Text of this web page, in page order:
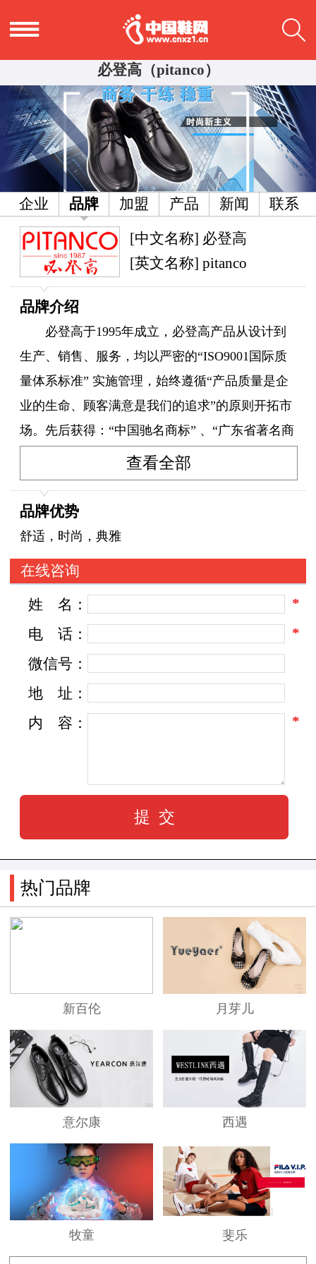
必登高（pitanco）
企业 品牌 加盟 产品 新闻 联系
[中文名称] 必登高
[英文名称] pitanco
品牌介绍
必登高于1995年成立，必登高产品从设计到
生产、销售、服务，均以严密的“ISO9001国际质
量体系标准” 实施管理，始终遵循“产品质量是企
业的生命、顾客满意是我们的追求”的原则开拓市
场。先后获得：“中国驰名商标” 、“广东省著名商
标” 、“中国真皮名鞋” 、“广东省十大知名品
牌” 、“广东省名牌产品”等诸多荣誉。
品牌诞生
1995年，必登高品牌正式诞生。它具有非常
丰富的文化内涵，揭示了必登高不畏艰难，努力
攀登，必登高峰的企业精神，与中国五千年文化
历史互相映衬。必登高的英文商标“PITANCO”非
常国际化，必登高的标志犹如一轮冉冉升起太
阳，呈现出一派欣欣向荣的景象。
鹤山市必登高鞋业皮具有限公司是一间专门
从事皮鞋设计与制造的中外合资企业。创建于
界名牌”的企业目标。投入巨额资金引进国外先进
设备的生产流水线，经过十多年的奋力拼搏与不
懈努力现已发展为拥有厂房面积30万平方米，人
员3815多人，年产各类高中档男女皮鞋近800万
双，实力雄厚，管理先进的现代化企业。
公司产品从投入到生产销售、服务均以严密
的ISO9001国际质量体系标准实施管理。始终遵
循“产品质量是企业的生命，顾客满意是我们的追
求”的原则来开拓市场，创立了“必登高”品牌。必
登高产品均采用最新的鞋材、精湛的工艺，和先
进的生产设备制作而成。款式新颖独特、穿着轻
松舒适，品味非凡，产品畅销全国各地。并以最
高品质、最低价位、最佳服务回馈社会，深受广
大消费者好评与青睐。
查看全部
品牌优势
舒适，时尚，典雅
在线咨询
姓
名：
*
电
话：
*
微信号：
地
址：
内
容： *
热门品牌
新百伦 月芽儿
意尔康 西遇
牧童 斐乐